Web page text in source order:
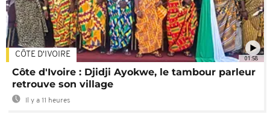
01:58
CÔTE D'IVOIRE
Côte d'Ivoire : Djidji Ayokwe, le tambour parleur
retrouve son village
Il y a 11 heures